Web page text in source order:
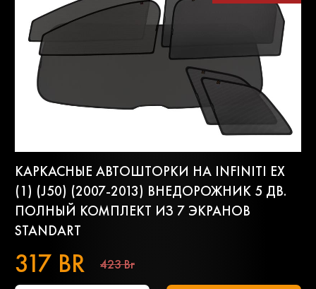
КАРКАСНЫЕ АВТОШТОРКИ НА INFINITI EX
(1) (J50) (2007-2013) ВНЕДОРОЖНИК 5 ДВ.
ПОЛНЫЙ КОМПЛЕКТ ИЗ 7 ЭКРАНОВ
STANDART
317 BR 423 Br